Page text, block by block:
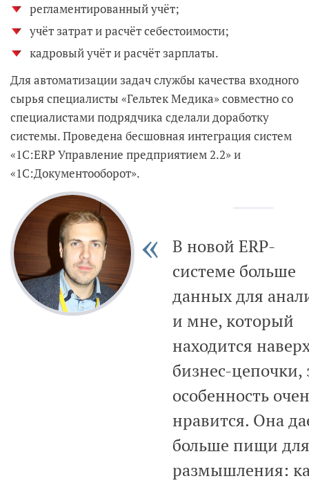
регламентированный учёт;
учёт затрат и расчёт себестоимости;
кадровый учёт и расчёт зарплаты.
Для автоматизации задач службы качества входного
сырья специалисты «Гельтек Медика» совместно со
специалистами подрядчика сделали доработку
системы. Проведена бесшовная интеграция систем
«1С:ERP Управление предприятием 2.2» и
«1С:Документооборот».
В новой ERP-
системе больше
данных для
и мне, который
находится
бизнес-цепочки,
особенность
нравится. Она
больше пищи для
размышления: